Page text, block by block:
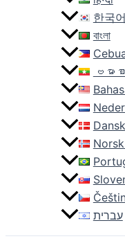
한국어
বাংলা
ဗမာစာ
Dansk
עברית